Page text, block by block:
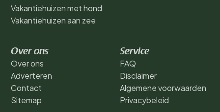
Vakantiehuizen met hond
Vakantiehuizen aan zee
Over ons
Over ons
Adverteren
Contact
Sitemap
Service
FAQ
Disclaimer
Algemene voorwaarden
Privacybeleid